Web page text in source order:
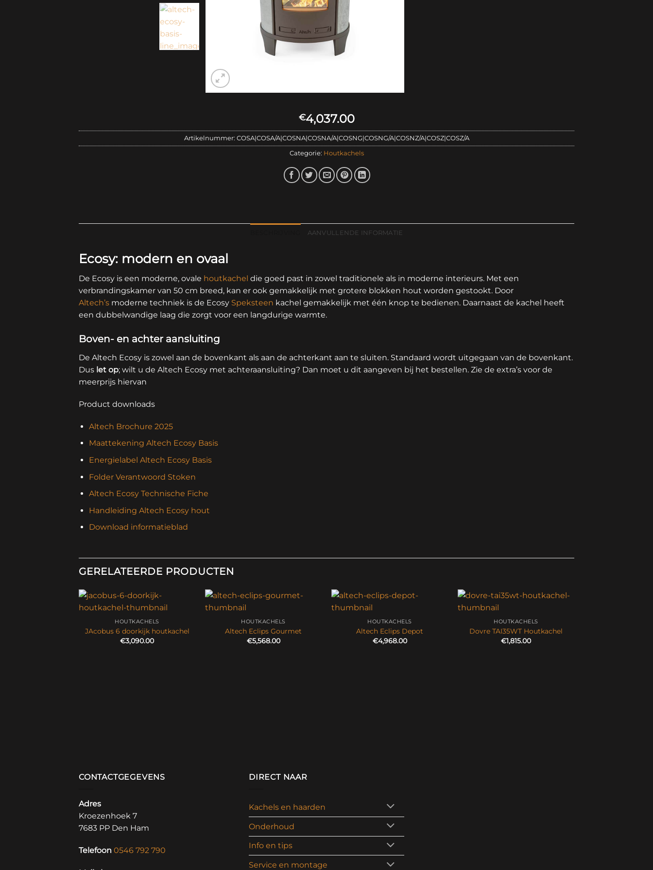
€4,037.00
Artikelnummer: COSA|COSA/A|COSNA|COSNA/A|COSNG|COSNG/A|COSNZ/A|COSZ|COSZ/A
Categorie: Houtkachels
AANVULLENDE INFORMATIE
Ecosy: modern en ovaal
De Ecosy is een moderne, ovale houtkachel die goed past in zowel traditionele als in moderne interieurs. Met een
verbrandingskamer van 50 cm breed, kan er ook gemakkelijk met grotere blokken hout worden gestookt. Door
Altech’s moderne techniek is de Ecosy Speksteen kachel gemakkelijk met één knop te bedienen. Daarnaast de kachel heeft
een dubbelwandige laag die zorgt voor een langdurige warmte.
Boven- en achter aansluiting
De Altech Ecosy is zowel aan de bovenkant als aan de achterkant aan te sluiten. Standaard wordt uitgegaan van de bovenkant.
Dus let op; wilt u de Altech Ecosy met achteraansluiting? Dan moet u dit aangeven bij het bestellen. Zie de extra’s voor de
meerprijs hiervan
Product downloads
Altech Brochure 2025
Maattekening Altech Ecosy Basis
Energielabel Altech Ecosy Basis
Folder Verantwoord Stoken
Altech Ecosy Technische Fiche
Handleiding Altech Ecosy hout
Download informatieblad
GERELATEERDE PRODUCTEN
HOUTKACHELS
JAcobus 6 doorkijk houtkachel
€3,090.00
HOUTKACHELS
Altech Eclips Gourmet
€5,568.00
HOUTKACHELS
Altech Eclips Depot
€4,968.00
HOUTKACHELS
Dovre TAI35WT Houtkachel
€1,815.00
CONTACTGEGEVENS
Adres
Kroezenhoek 7
7683 PP Den Ham
Telefoon 0546 792 790
DIRECT NAAR
Kachels en haarden
Onderhoud
Info en tips
Service en montage